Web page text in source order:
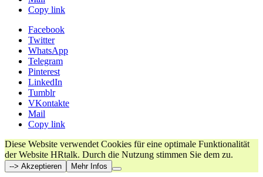
Copy link
Facebook
Twitter
WhatsApp
Telegram
Pinterest
LinkedIn
Tumblr
VKontakte
Mail
Copy link
Diese Website verwendet Cookies für eine optimale Funktionalität
der Website HRtalk. Durch die Nutzung stimmen Sie dem zu.
--> Akzeptieren Mehr Infos